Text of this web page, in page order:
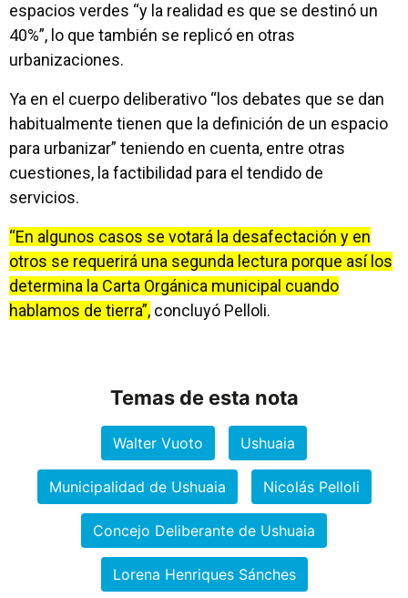
espacios verdes “y la realidad es que se destinó un
40%”, lo que también se replicó en otras
urbanizaciones.
Ya en el cuerpo deliberativo “los debates que se dan
habitualmente tienen que la definición de un espacio
para urbanizar” teniendo en cuenta, entre otras
cuestiones, la factibilidad para el tendido de
servicios.
“En algunos casos se votará la desafectación y en
otros se requerirá una segunda lectura porque así los
determina la Carta Orgánica municipal cuando
hablamos de tierra”, concluyó Pelloli.
Temas de esta nota
Walter Vuoto Ushuaia
Municipalidad de Ushuaia Nicolás Pelloli
Concejo Deliberante de Ushuaia
Lorena Henriques Sánches